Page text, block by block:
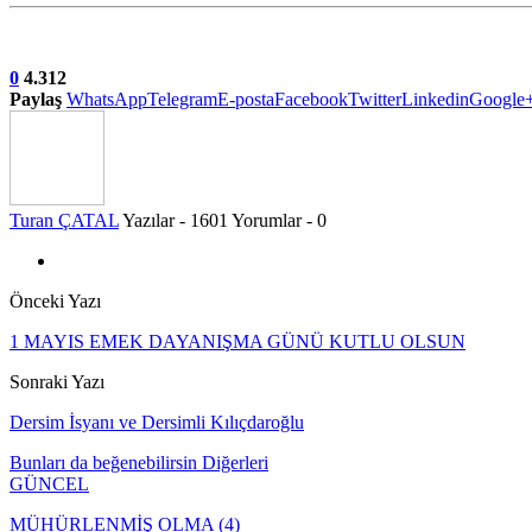
0 4.312
Paylaş WhatsAppTelegramE-postaFacebookTwitterLinkedin
Turan ÇATALYazılar - 1601 Yorumlar - 0
Önceki Yazı
1 MAYIS EMEK DAYANIŞMA GÜNÜ KUTLU OLSUN
Sonraki Yazı
Dersim İsyanı ve Dersimli Kılıçdaroğlu
Bunları da beğenebilirsin Diğerleri
GÜNCEL
MÜHÜRLENMİŞ OLMA (4)